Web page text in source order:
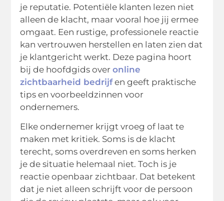
je reputatie. Potentiële klanten lezen niet
alleen de klacht, maar vooral hoe jij ermee
omgaat. Een rustige, professionele reactie
kan vertrouwen herstellen en laten zien dat
je klantgericht werkt. Deze pagina hoort
bij de hoofdgids overonline
zichtbaarheid bedrijfen geeft praktische
tips en voorbeeldzinnen voor
ondernemers.
Elke ondernemer krijgt vroeg of laat te
maken met kritiek. Soms is de klacht
terecht, soms overdreven en soms herken
je de situatie helemaal niet. Toch is je
reactie openbaar zichtbaar. Dat betekent
dat je niet alleen schrijft voor de persoon